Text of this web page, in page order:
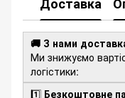
🚚 З нами
Ми знижуємо
логістики:
1️⃣ Безкоштовне